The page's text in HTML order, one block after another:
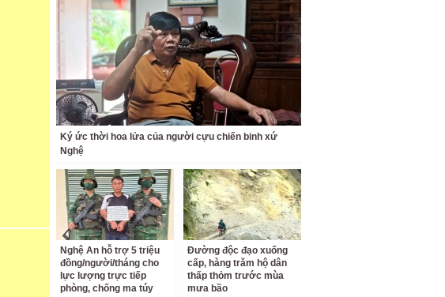
Ký ức thời hoa lửa của người cựu chiến binh xứ
Nghệ
Nghệ An hỗ trợ 5 triệu
đồng/người/tháng cho
lực lượng trực tiếp
phòng, chống ma túy
Đường độc đạo xuống
cấp, hàng trăm hộ dân
thấp thỏm trước mùa
mưa bão